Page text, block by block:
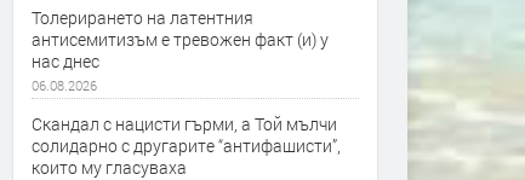
Толерирането на латентния
антисемитизъм е тревожен факт (и) у
нас днес
06.08.2026
Скандал с нацисти гърми, а Той мълчи
солидарно с другарите “антифашисти”,
които му гласуваха